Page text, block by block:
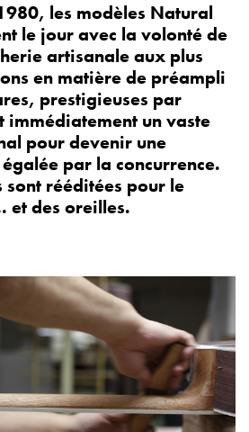
les modèles Natural
le jour avec la volonté de
artisanale aux plus
en matière de préampli
prestigieuses par
immédiatement un vaste
pour devenir une
par la concurrence.
rééditées pour le
et des oreilles.